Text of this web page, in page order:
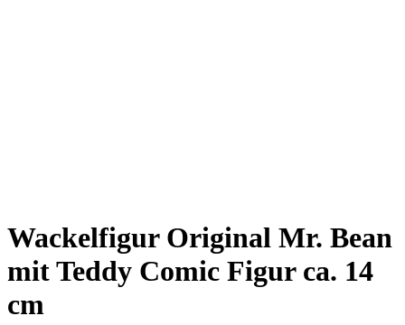
Wackelfigur Original Mr. Bean
mit Teddy Comic Figur ca. 14
cm